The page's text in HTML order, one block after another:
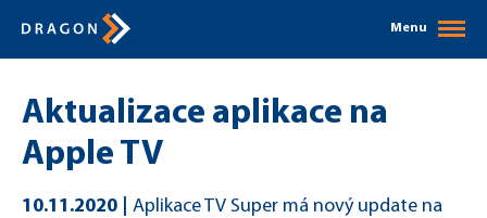
Menu
Aktualizace aplikace na
Apple TV
10.11.2020
Aplikace TV Super má nový update na